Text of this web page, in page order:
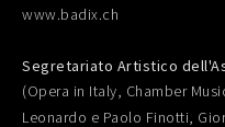
www.badix.ch
Segretariato Artistico
(Opera in Italy, Chamber
Leonardo e Paolo Finotti,